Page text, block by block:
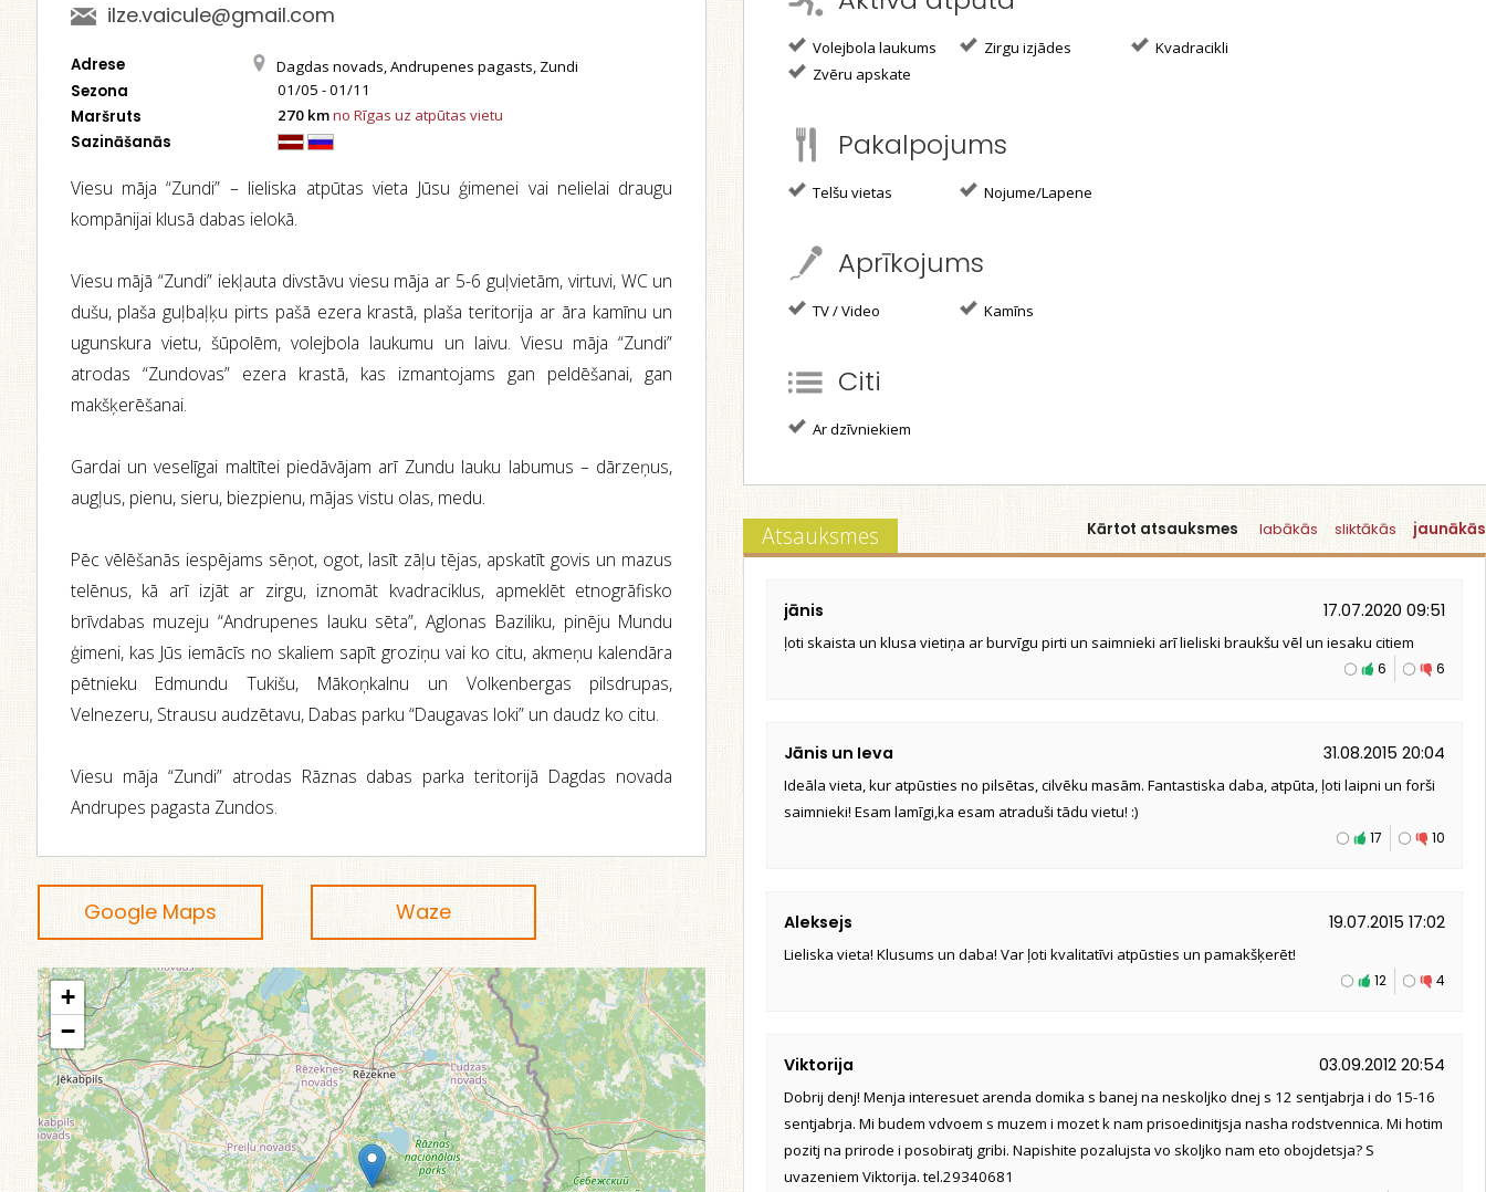
ilze.vaicule@gmail.com
Adrese Dagdas novads, Andrupenes pagasts, Zundi
Sezona 01/05 - 01/11
Maršruts 270 kmno Rīgas uz atpūtas vietu
Sazināšanās
Viesu māja “Zundi” – lieliska atpūtas vieta Jūsu ģimenei vai nelielai draugu
kompānijai klusā dabas ielokā.
Viesu mājā “Zundi” iekļauta divstāvu viesu māja ar 5-6 guļvietām, virtuvi, WC un
dušu, plaša guļbaļķu pirts pašā ezera krastā, plaša teritorija ar āra kamīnu un
ugunskura vietu, šūpolēm, volejbola laukumu un laivu. Viesu māja “Zundi”
atrodas “Zundovas” ezera krastā, kas izmantojams gan peldēšanai, gan
makšķerēšanai.
Gardai un veselīgai maltītei piedāvājam arī Zundu lauku labumus – dārzeņus,
augļus, pienu, sieru, biezpienu, mājas vistu olas, medu.
Pēc vēlēšanās iespējams sēņot, ogot, lasīt zāļu tējas, apskatīt govis un mazus
telēnus, kā arī izjāt ar zirgu, iznomāt kvadraciklus, apmeklēt etnogrāfisko
brīvdabas muzeju “Andrupenes lauku sēta”, Aglonas Baziliku, pinēju Mundu
ģimeni, kas Jūs iemācīs no skaliem sapīt groziņu vai ko citu, akmeņu kalendāra
pētnieku Edmundu Tukišu, Mākoņkalnu un Volkenbergas pilsdrupas,
Velnezeru, Strausu audzētavu, Dabas parku “Daugavas loki” un daudz ko citu.
Viesu māja “Zundi” atrodas Rāznas dabas parka teritorijā Dagdas novada
Andrupes pagasta Zundos.
Google Maps Waze
+
−
Volejbola laukums Zirgu izjādes
Kvadracikli
Zvēru apskate
Pakalpojums
Telšu vietas Nojume/Lapene
Aprīkojums
TV / Video Kamīns
Citi
Ar dzīvniekiem
Kārtot atsauksmes labākās sliktākās jaunākās
Atsauksmes
jānis 17.07.2020 09:51
ļoti skaista un klusa vietiņa ar burvīgu pirti un saimnieki arī lieliski braukšu vēl un iesaku citiem
6
6
Jānis un Ieva 31.08.2015 20:04
Ideāla vieta, kur atpūsties no pilsētas, cilvēku masām. Fantastiska daba, atpūta, ļoti laipni un forši
saimnieki! Esam lamīgi,ka esam atraduši tādu vietu! :)
10
17
Aleksejs 19.07.2015 17:02
Lieliska vieta! Klusums un daba! Var ļoti kvalitatīvi atpūsties un pamakšķerēt!
4
12
Viktorija 03.09.2012 20:54
Dobrij denj! Menja interesuet arenda domika s banej na neskoljko dnej s 12 sentjabrja i do 15-16
sentjabrja. Mi budem vdvoem s muzem i mozet k nam prisoedinitjsja nasha rodstvennica. Mi hotim
pozitj na prirode i posobiratj gribi. Napishite pozalujsta vo skoljko nam eto obojdetsja? S
uvazeniem Viktorija. tel.29340681